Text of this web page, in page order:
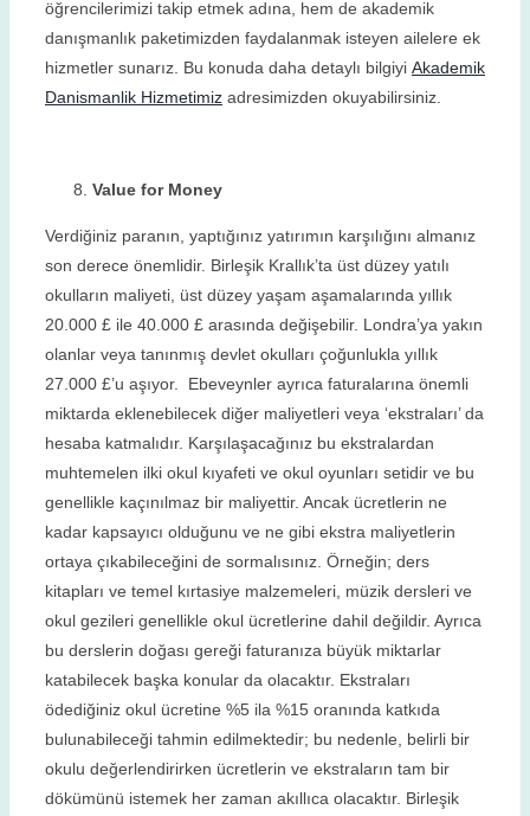
öğrencilerimizi takip etmek adına, hem de akademik
danışmanlık paketimizden faydalanmak isteyen ailelere ek
hizmetler sunarız. Bu konuda daha detaylı bilgiyi Akademik
Danismanlik Hizmetimizadresimizden okuyabilirsiniz.
Value for Money
Verdiğiniz paranın, yaptığınız yatırımın karşılığını almanız
son derece önemlidir. Birleşik Krallık’ta üst düzey yatılı
okulların maliyeti, üst düzey yaşam aşamalarında yıllık
20.000 £ ile 40.000 £ arasında değişebilir. Londra’ya yakın
olanlar veya tanınmış devlet okulları çoğunlukla yıllık
27.000 £’u aşıyor. Ebeveynler ayrıca faturalarına önemli
miktarda eklenebilecek diğer maliyetleri veya ‘ekstraları’ da
hesaba katmalıdır. Karşılaşacağınız bu ekstralardan
muhtemelen ilki okul kıyafeti ve okul oyunları setidir ve bu
genellikle kaçınılmaz bir maliyettir. Ancak ücretlerin ne
kadar kapsayıcı olduğunu ve ne gibi ekstra maliyetlerin
ortaya çıkabileceğini de sormalısınız. Örneğin; ders
kitapları ve temel kırtasiye malzemeleri, müzik dersleri ve
okul gezileri genellikle okul ücretlerine dahil değildir. Ayrıca
bu derslerin doğası gereği faturanıza büyük miktarlar
katabilecek başka konular da olacaktır. Ekstraları
ödediğiniz okul ücretine %5 ila %15 oranında katkıda
bulunabileceği tahmin edilmektedir; bu nedenle, belirli bir
okulu değerlendirirken ücretlerin ve ekstraların tam bir
dökümünü istemek her zaman akıllıca olacaktır. Birleşik